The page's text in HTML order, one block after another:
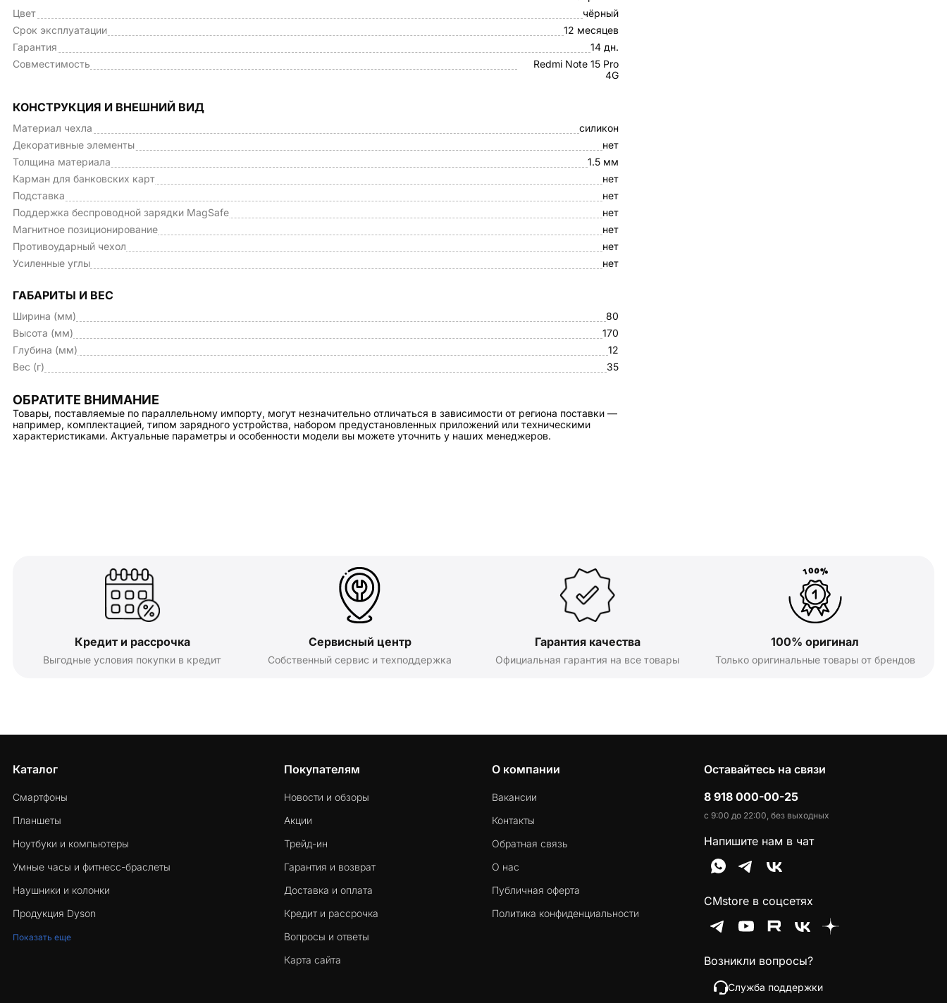
Цвет
чёрный
Срок эксплуатации
12 месяцев
Гарантия
14 дн.
Совместимость
Redmi Note 15 Pro
4G
КОНСТРУКЦИЯ И ВНЕШНИЙ ВИД
Материал чехла
силикон
Декоративные элементы
нет
Толщина материала
1.5 мм
Карман для банковских карт
нет
Подставка
нет
Поддержка беспроводной зарядки MagSafe
нет
Магнитное позиционирование
нет
Противоударный чехол
нет
Усиленные углы
нет
ГАБАРИТЫ И ВЕС
Ширина (мм)
80
Высота (мм)
170
Глубина (мм)
12
Вес (г)
35
ОБРАТИТЕ ВНИМАНИЕ
Товары, поставляемые по параллельному импорту, могут незначительно отличаться в зависимости от региона поставки —
например, комплектацией, типом зарядного устройства, набором предустановленных приложений или техническими
характеристиками. Актуальные параметры и особенности модели вы можете уточнить у наших менеджеров.
Кредит и рассрочка
Выгодные условия покупки в кредит
Сервисный центр
Собственный сервис и техподдержка
Гарантия качества
Официальная гарантия на все товары
100% оригинал
Только оригинальные товары от брендов
Каталог
Смартфоны
Планшеты
Ноутбуки и компьютеры
Умные часы и фитнесс-браслеты
Наушники и колонки
Продукция Dyson
Показать еще
Покупателям
Новости и обзоры
Акции
Трейд-ин
Гарантия и возврат
Доставка и оплата
Кредит и рассрочка
Вопросы и ответы
Карта сайта
О компании
Вакансии
Контакты
Обратная связь
О нас
Публичная оферта
Политика конфиденциальности
Оставайтесь на связи
8 918 000-00-25
с 9:00 до 22:00, без выходных
Напишите нам в чат
CMstore в соцсетях
Возникли вопросы?
Служба поддержки